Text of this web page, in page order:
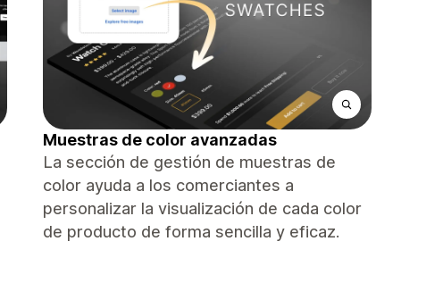
Muestras de color avanzadas
La sección de gestión de muestras de
color ayuda a los comerciantes a
personalizar la visualización de cada color
de producto de forma sencilla y eficaz.